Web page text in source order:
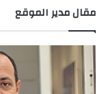
مقال مدير الموقع